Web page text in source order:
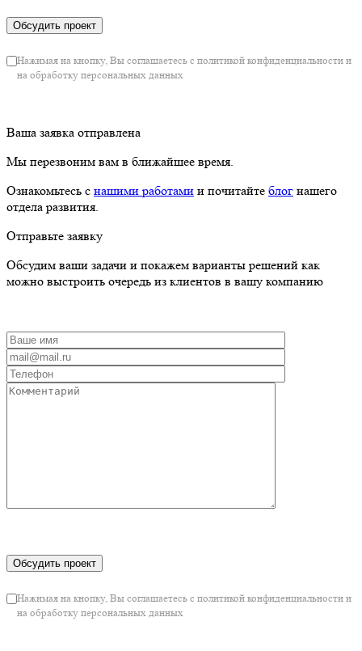
Нажимая на кнопку, Вы соглашаетесь с политикой конфиденциальности и
на обработку персональных данных
Ваша заявка отправлена
Мы перезвоним вам в ближайшее время.
Ознакомьтесь с нашими работами и почитайте блог нашего
отдела развития.
Отправьте заявку
Обсудим ваши задачи и покажем варианты решений как
можно выстроить очередь из клиентов в вашу компанию
Нажимая на кнопку, Вы соглашаетесь с политикой конфиденциальности и
на обработку персональных данных